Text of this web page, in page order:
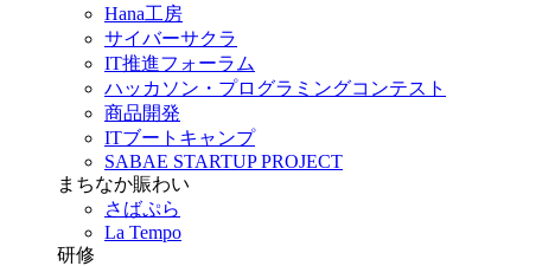
Hana工房
サイバーサクラ
IT推進フォーラム
ハッカソン・プログラミングコンテスト
商品開発
ITブートキャンプ
SABAE STARTUP PROJECT
まちなか賑わい
さばぷら
La Tempo
研修